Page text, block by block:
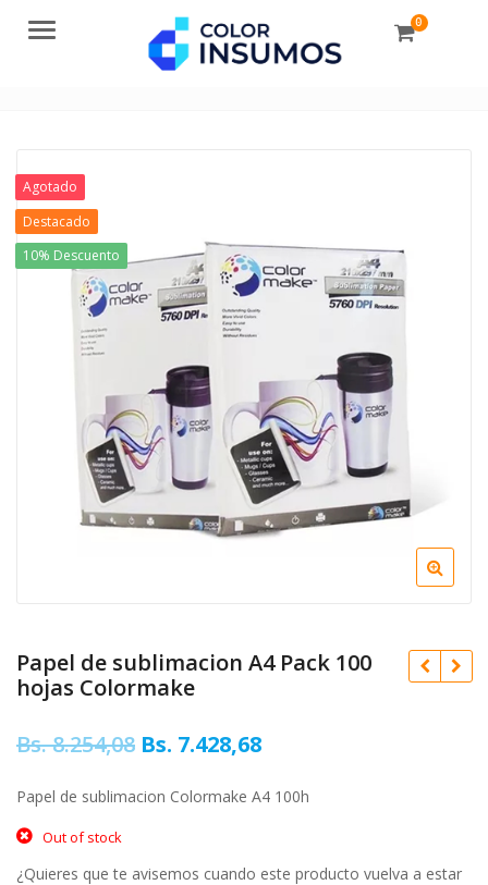
Menu 0
Agotado
Destacado
10% Descuento
Papel de sublimacion A4 Pack 100
hojas Colormake
Bs.8.254,08 Original
Bs. 7.428,68Current
Papel de sublimacion Colormake A4 100h
Out of stock
¿Quieres que te avisemos cuando este producto vuelva a estar